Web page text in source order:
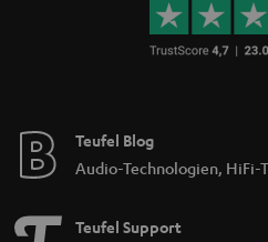
Teufel Blog
Audio-Technologien, HiFi-
Teufel Support